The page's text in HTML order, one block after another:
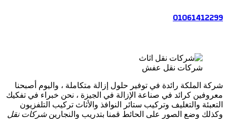
01061412299
شركات نقل عفش
شركة الملكة رائدة في توفير حلول إزالة متكاملة ، واليوم أصبحنا
معروفين كرائد في صناعة الإزالة في الجيزة ، نحن خبراء في تفكيك
التعبئة والتغليف وتركيب ستائر النوافذ والأثاث تركيب التلفزيون
وكذلك وضع الصور على الحائط قمنا بتدريب والنجارينشركات نقل